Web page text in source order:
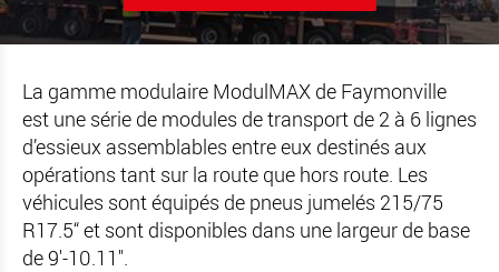
La gamme modulaire ModulMAX de Faymonville
est une série de modules de transport de 2 à 6 lignes
d’essieux assemblables entre eux destinés aux
opérations tant sur la route que hors route. Les
véhicules sont équipés de pneus jumelés 215/75
R17.5“ et sont disponibles dans une largeur de base
de9'-10.11".